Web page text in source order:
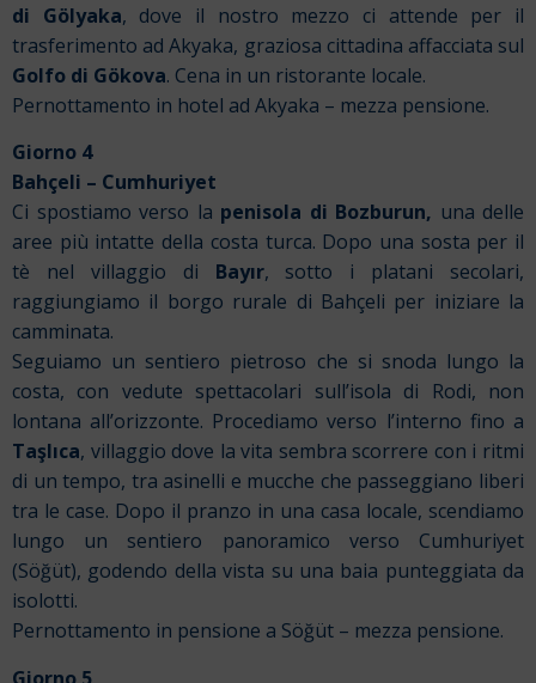
di Gölyaka, dove il nostro mezzo ci attende per il
trasferimento ad Akyaka, graziosa cittadina affacciata sul
Golfo di Gökova. Cena in un ristorante locale.
Pernottamento in hotel ad Akyaka – mezza pensione.
Giorno 4
Bahçeli – Cumhuriyet
Ci spostiamo verso la penisola di Bozburun, una delle
aree più intatte della costa turca. Dopo una sosta per il
tè nel villaggio di Bayır, sotto i platani secolari,
raggiungiamo il borgo rurale di Bahçeli per iniziare la
camminata.
Seguiamo un sentiero pietroso che si snoda lungo la
costa, con vedute spettacolari sull’isola di Rodi, non
lontana all’orizzonte. Procediamo verso l’interno fino a
Taşlıca, villaggio dove la vita sembra scorrere con i ritmi
di un tempo, tra asinelli e mucche che passeggiano liberi
tra le case. Dopo il pranzo in una casa locale, scendiamo
lungo un sentiero panoramico verso Cumhuriyet
(Söğüt), godendo della vista su una baia punteggiata da
isolotti.
Pernottamento in pensione a Söğüt – mezza pensione.